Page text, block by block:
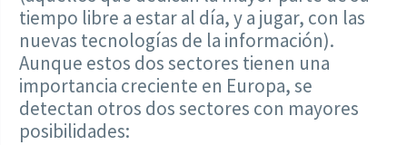
tiempo libre a estar al día, y a jugar, con las
nuevas tecnologías de la información).
Aunque estos dos sectores tienen una
importancia creciente en Europa, se
detectan otros dos sectores con mayores
posibilidades: